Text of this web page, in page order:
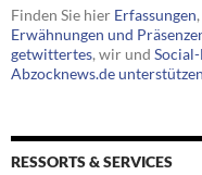
Finden Sie hier Erfassungen
Erwähnungen und
getwittertes, wir und
Abzocknews.de unterstützen
RESSORTS & SERVICES